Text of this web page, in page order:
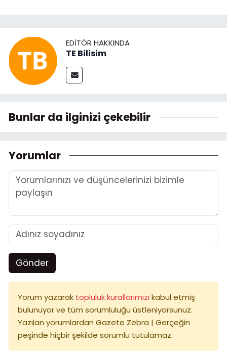
EDITÖR HAKKINDA
TE Bilisim
Bunlar da ilginizi çekebilir
Yorumlar
Gönder
Yorum yazarak topluluk kurallarımızı kabul etmiş
bulunuyor ve tüm sorumluluğu üstleniyorsunuz.
Yazılan yorumlardan Gazete Zebra | Gerçeğin
peşinde hiçbir şekilde sorumlu tutulamaz.